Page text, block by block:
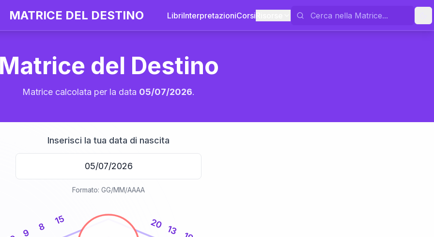
MATRICE DEL DESTINO LibriInterpretazioniCorsi
Matrice del Destino
Matrice calcolata per la data 05/07/2026.
Inserisci la tua data di nascita
Formato: GG/MM/AAAA
20
9
8
15 20 13